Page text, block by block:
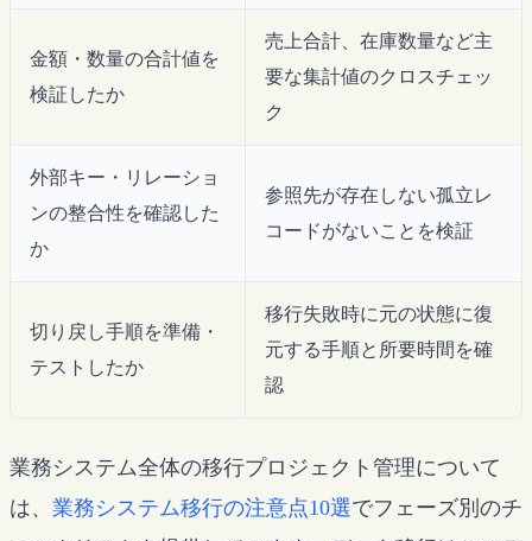
金額・数量の合計値を
検証したか
売上合計、在庫数量など主
要な集計値のクロスチェッ
ク
外部キー・リレーショ
ンの整合性を確認した
か
参照先が存在しない孤立レ
コードがないことを検証
切り戻し手順を準備・
テストしたか
移行失敗時に元の状態に復
元する手順と所要時間を確
認
業務システム全体の移行プロジェクト管理について
は、 業務システム移行の注意点10選でフェーズ別のチ